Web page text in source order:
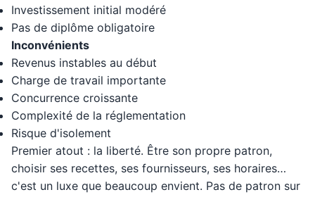
Investissement initial modéré
Pas de diplôme obligatoire
Inconvénients
Revenus instables au début
Charge de travail importante
Concurrence croissante
Complexité de la réglementation
Risque d'isolement
Premier atout : la liberté. Être son propre patron,
choisir ses recettes, ses fournisseurs, ses horaires…
c'est un luxe que beaucoup envient. Pas de patron sur